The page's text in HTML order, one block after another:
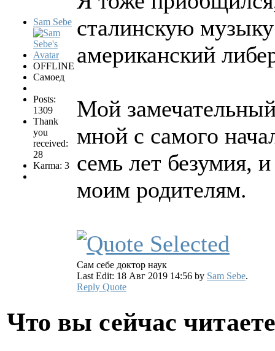
Sam Sebe
OFFLINE
Самоед
Posts:
1309
Thank
you
received:
28
Karma: 3
сталинскую
американский
Мой
мной с самого
семь лет безумия,
моим родителям.
Сам себе доктор наук
Last Edit: 18 Авг 2019 14:56 by Sam Sebe.
Reply Quote
Что вы сейчас